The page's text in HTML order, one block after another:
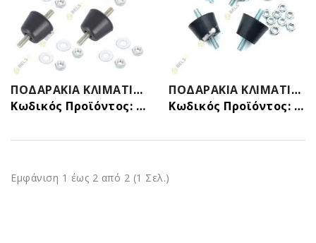
ΠΟΔΑΡΑΚΙΑ ΚΛΙΜΑΤΙΣΤΙΚΟΥ ΑΝΤΙΚΡΑΔΑΣΜΙΚΑ 39χ22 ( ΣΕΤ 4 ΤΜΧ)
Κωδικός Προϊόντος: 09700001
ΠΟΔΑΡΑΚΙΑ ΚΛΙΜΑΤΙΣΤΙΚΟΥ ΑΝΤΙΚΡΑΔΑΣΜΙΚΑ 45x32mm ( ΣΕΤ 4 ΤΜΧ)
Κωδικός Προϊόντος: 09700002
Εμφάνιση 1 έως 2 από 2 (1 Σελ.)